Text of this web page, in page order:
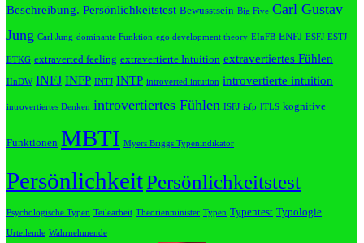
Beschreibung. Persönlichkeitstest Bewusstsein Big Five Carl Gustav
Jung Carl Jung dominante Funktion ego development theory EInFB ENFJ ESFJ ESTJ
ETKG extraverted feeling extravertierte Intuition extravertiertes Fühlen
IInDW INFJ INFP INTJ INTP introverted intution introvertierte intuition
introvertiertes Denken introvertiertes Fühlen ISFJ isfp ITLS kognitive
Funktionen MBTI Myers Briggs Typenindikator
PersönlichkeitPersönlichkeitstest
Psychologische Typen Teilearbeit Theorienminister Typen Typentest Typologie
Urteilende Wahrnehmende